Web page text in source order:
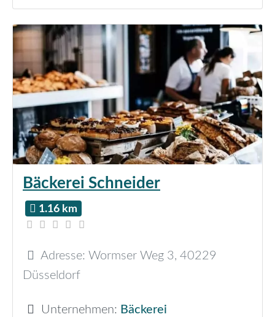
Bäckerei Schneider
1.16 km
Adresse: Wormser Weg 3, 40229
Düsseldorf
Unternehmen: Bäckerei